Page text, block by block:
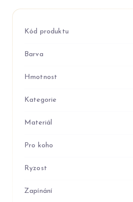
Kód produktu
Barva
Hmotnost
Kategorie
Materiál
Pro koho
Ryzost
Zapínání